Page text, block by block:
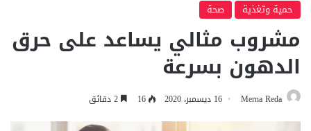
حمية وتغذية
صحة
مشروب مثالي يساعد على حرق
الدهون بسرعة
Merna Reda 16 ديسمبر، 2020 16